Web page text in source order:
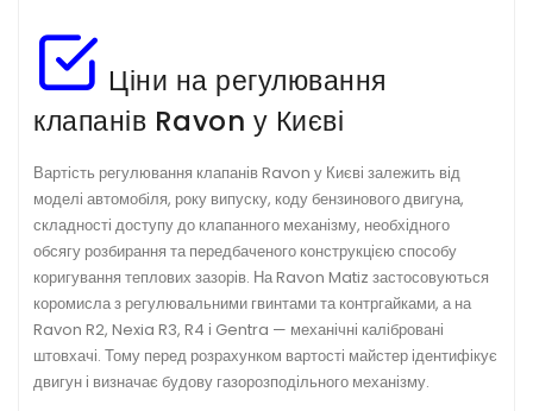
Ціни на регулювання
клапанів Ravon у Києві
Вартість регулювання клапанів Ravon у Києві залежить від
моделі автомобіля, року випуску, коду бензинового двигуна,
складності доступу до клапанного механізму, необхідного
обсягу розбирання та передбаченого конструкцією способу
коригування теплових зазорів. На Ravon Matiz застосовуються
коромисла з регулювальними гвинтами та контргайками, а на
Ravon R2, Nexia R3, R4 і Gentra — механічні калібровані
штовхачі. Тому перед розрахунком вартості майстер ідентифікує
двигун і визначає будову газорозподільного механізму.